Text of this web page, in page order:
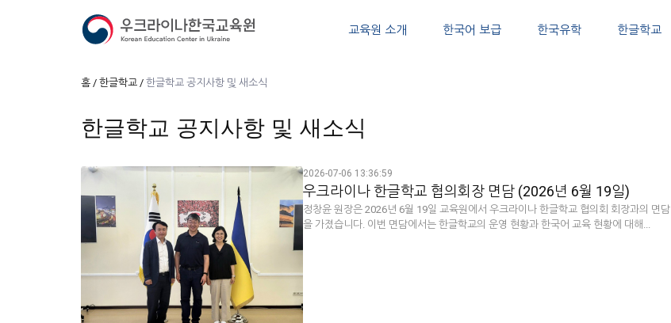
교육원 소개 한국어 보급 한국유학 한글학교
홈 한글학교 한글학교 공지사항 및 새소식
한글학교 공지사항 및 새소식
2026-07-06 13:36:59
우크라이나 한글학교 협의회장 면담 (2026년 6월 19일)
정창윤 원장은 2026년 6월 19일 교육원에서 우크라이나 한글학교 협의회 회장과의 면담
을 가졌습니다. 이번 면담에서는 한글학교의 운영 현황과 한국어 교육 현황에 대해...